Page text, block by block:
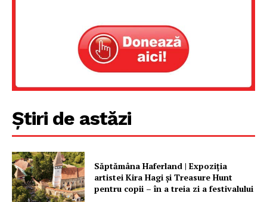
Știri de astăzi
Săptămâna Haferland | Expoziţia
artistei Kira Hagi şi Treasure Hunt
pentru copii – în a treia zi a festivalului